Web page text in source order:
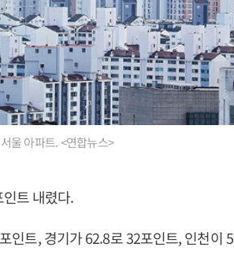
울 아파트. <연합뉴스>
트 내렸다.
인트, 경기가 62.8로 32포인트, 인천이 5